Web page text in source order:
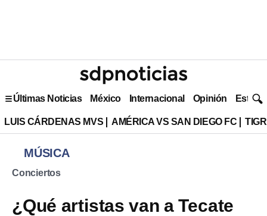
Últimas Noticias México Internacional Opinión Estilo
LUIS CÁRDENAS MVS AMÉRICA VS SAN DIEGO FC
MÚSICA
Conciertos
¿Qué artistas van a Tecate